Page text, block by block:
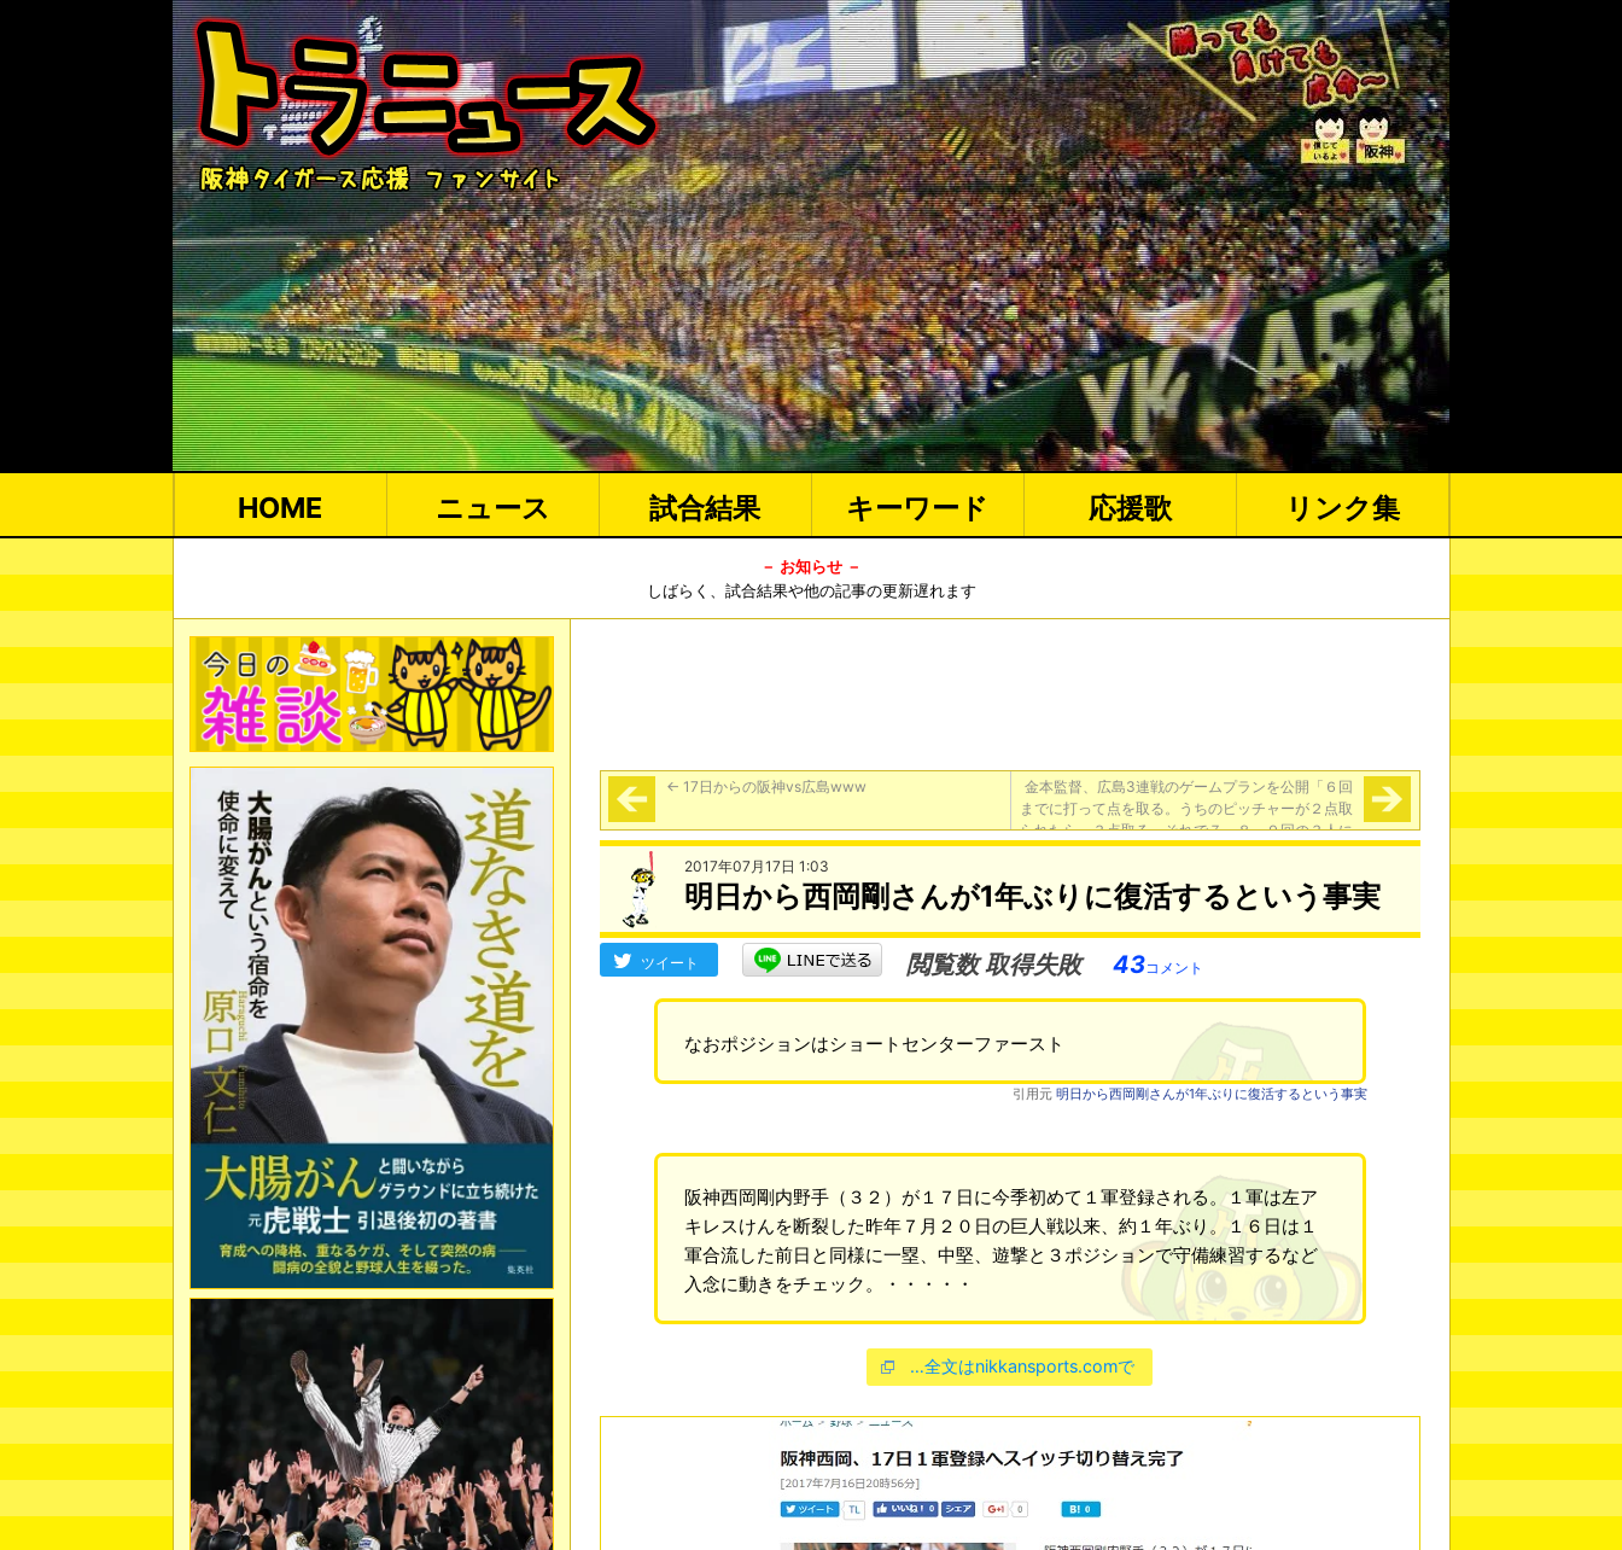
HOME ニュース 試合結果 キーワード 応援歌 リンク集
－ お知らせ －
しばらく、試合結果や他の記事の更新遅れます
← 17日からの阪神vs広島www
金本監督、広島3連戦のゲームプランを公開「６回
までに打って点を取る。うちのピッチャーが２点取
られたら、３点取る。それで７、８、９回の３人に
つなげる」→
2017年07月17日 1:03
明日から西岡剛さんが1年ぶりに復活するという事実
ツイート 閲覧数 取得失敗 43コメント
なおポジションはショートセンターファースト
引用元 明日から西岡剛さんが1年ぶりに復活するという事実
阪神西岡剛内野手（３２）が１７日に今季初めて１軍登録される。１軍は左ア
キレスけんを断裂した昨年７月２０日の巨人戦以来、約１年ぶり。１６日は１
軍合流した前日と同様に一塁、中堅、遊撃と３ポジションで守備練習するなど
入念に動きをチェック。・・・・・
…全文はnikkansports.comで